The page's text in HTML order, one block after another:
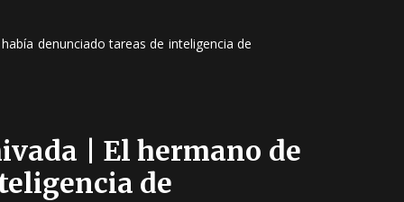
denunciado tareas de inteligencia de
| El hermano de
de